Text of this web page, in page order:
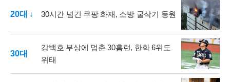
20대 ↓ 30시간 넘긴 쿠팡 화재, 소방 굴삭기 동원
30대
강백호 부상에 멈춘 30홈런, 한화 6위도
위태